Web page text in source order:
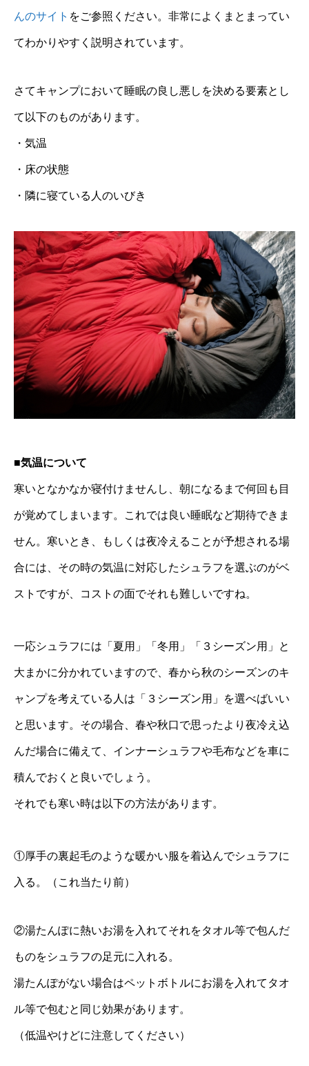
んのサイト をご参照ください。非常によくまとまってい
てわかりやすく説明されています。
さてキャンプにおいて睡眠の良し悪しを決める要素とし
て以下のものがあります。
・気温
・床の状態
・隣に寝ている人のいびき
■気温について
寒いとなかなか寝付けませんし、朝になるまで何回も目
が覚めてしまいます。これでは良い睡眠など期待できま
せん。寒いとき、もしくは夜冷えることが予想される場
合には、その時の気温に対応したシュラフを選ぶのがベ
ストですが、コストの面でそれも難しいですね。
一応シュラフには「夏用」「冬用」「３シーズン用」と
大まかに分かれていますので、春から秋のシーズンのキ
ャンプを考えている人は「３シーズン用」を選べばいい
と思います。その場合、春や秋口で思ったより夜冷え込
んだ場合に備えて、インナーシュラフや毛布などを車に
積んでおくと良いでしょう。
それでも寒い時は以下の方法があります。
①厚手の裏起毛のような暖かい服を着込んでシュラフに
入る。（これ当たり前）
②湯たんぽに熱いお湯を入れてそれをタオル等で包んだ
ものをシュラフの足元に入れる。
湯たんぽがない場合はペットボトルにお湯を入れてタオ
ル等で包むと同じ効果があります。
（低温やけどに注意してください）